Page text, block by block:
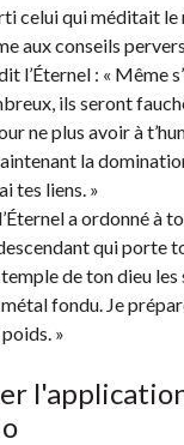
celui qui méditait le
aux conseils pervers.
l’Éternel : « Même
ils seront
ne plus avoir à
la
tes liens. »
a ordonné à
qui porte
de ton dieu les
fondu. Je
»